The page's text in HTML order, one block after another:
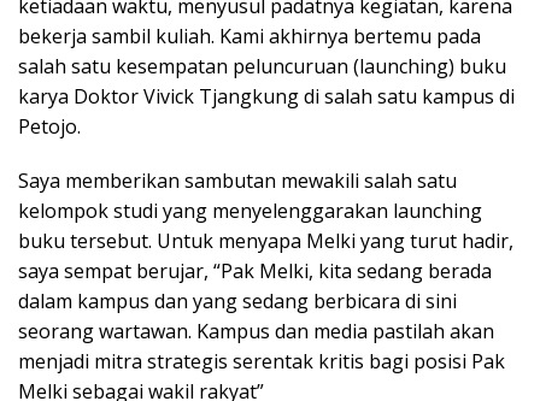
ketiadaan waktu, menyusul padatnya kegiatan, karena
bekerja sambil kuliah. Kami akhirnya bertemu pada
salah satu kesempatan peluncuruan (launching) buku
karya Doktor Vivick Tjangkung di salah satu kampus di
Petojo.
Saya memberikan sambutan mewakili salah satu
kelompok studi yang menyelenggarakan launching
buku tersebut. Untuk menyapa Melki yang turut hadir,
saya sempat berujar, “Pak Melki, kita sedang berada
dalam kampus dan yang sedang berbicara di sini
seorang wartawan. Kampus dan media pastilah akan
menjadi mitra strategis serentak kritis bagi posisi Pak
Melki sebagai wakil rakyat”